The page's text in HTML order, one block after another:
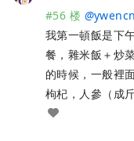
#56 楼 @ywencn
我第一頓飯是下
餐，雜米飯＋炒
的時候，一般裡
枸杞，人參（成